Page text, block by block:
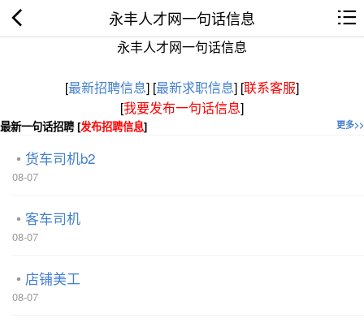
永丰人才网一句话信息
永丰人才网一句话信息
[最新招聘信息] [最新求职信息] [联系客服]
[我要发布一句话信息]
更多>>
最新一句话招聘 [发布招聘信息]
货车司机b2
08-07
客车司机
08-07
店铺美工
08-07